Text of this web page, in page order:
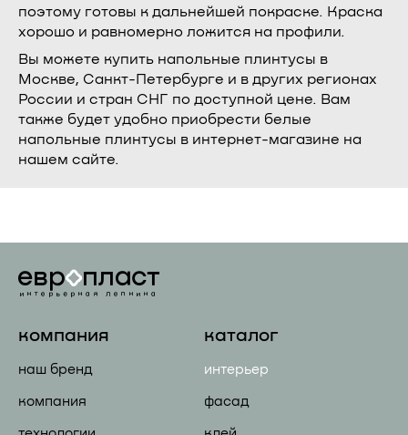
поэтому готовы к дальнейшей покраске. Краска
хорошо и равномерно ложится на профили.
Вы можете купить напольные плинтусы в
Москве, Санкт-Петербурге и в других регионах
России и стран СНГ по доступной цене. Вам
также будет удобно приобрести белые
напольные плинтусы в интернет-магазине на
нашем сайте.
компания
наш бренд
компания
каталог
интерьер
фасад